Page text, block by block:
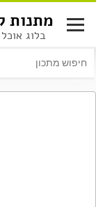
לתוכן
מתנות
בלוג